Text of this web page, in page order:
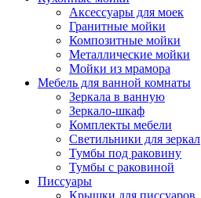
Аксессуары для моек
Гранитные мойки
Композитные мойки
Металлические мойки
Мойки из мрамора
Мебель для ванной комнаты
Зеркала в ванную
Зеркало-шкаф
Комплекты мебели
Светильники для зеркал
Тумбы под раковину
Тумбы с раковиной
Писсуары
Крышки для писсуаров